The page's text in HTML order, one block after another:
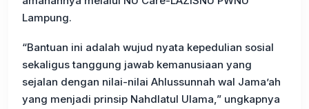
Lampung.
“Bantuan ini adalah wujud nyata kepedulian sosial
sekaligus tanggung jawab kemanusiaan yang
sejalan dengan nilai-nilai Ahlussunnah wal Jama’ah
yang menjadi prinsip Nahdlatul Ulama,” ungkapnya